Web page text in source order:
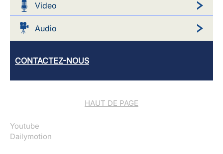
Video
Audio
CONTACTEZ-NOUS
HAUT DE PAGE
Youtube
Dailymotion